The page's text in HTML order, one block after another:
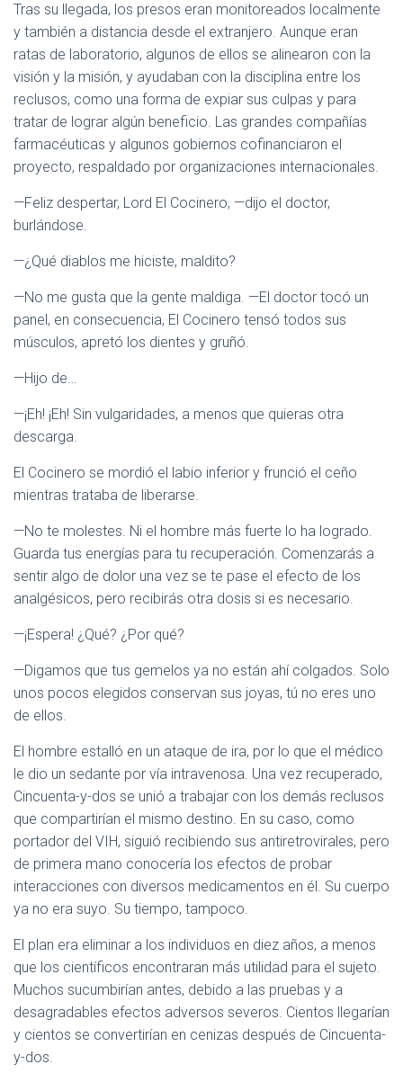
Tras su llegada, los presos eran monitoreados localmente
y también a distancia desde el extranjero. Aunque eran
ratas de laboratorio, algunos de ellos se alinearon con la
visión y la misión, y ayudaban con la disciplina entre los
reclusos, como una forma de expiar sus culpas y para
tratar de lograr algún beneficio. Las grandes compañías
farmacéuticas y algunos gobiernos cofinanciaron el
proyecto, respaldado por organizaciones internacionales.
—Feliz despertar, Lord El Cocinero, —dijo el doctor,
burlándose.
—¿Qué diablos me hiciste, maldito?
—No me gusta que la gente maldiga. —El doctor tocó un
panel, en consecuencia, El Cocinero tensó todos sus
músculos, apretó los dientes y gruñó.
—Hijo de…
—¡Eh! ¡Eh! Sin vulgaridades, a menos que quieras otra
descarga.
El Cocinero se mordió el labio inferior y frunció el ceño
mientras trataba de liberarse.
—No te molestes. Ni el hombre más fuerte lo ha logrado.
Guarda tus energías para tu recuperación. Comenzarás a
sentir algo de dolor una vez se te pase el efecto de los
analgésicos, pero recibirás otra dosis si es necesario.
—¡Espera! ¿Qué? ¿Por qué?
—Digamos que tus gemelos ya no están ahí colgados. Solo
unos pocos elegidos conservan sus joyas, tú no eres uno
de ellos.
El hombre estalló en un ataque de ira, por lo que el médico
le dio un sedante por vía intravenosa. Una vez recuperado,
Cincuenta-y-dos se unió a trabajar con los demás reclusos
que compartirían el mismo destino. En su caso, como
portador del VIH, siguió recibiendo sus antiretrovirales, pero
de primera mano conocería los efectos de probar
interacciones con diversos medicamentos en él. Su cuerpo
ya no era suyo. Su tiempo, tampoco.
El plan era eliminar a los individuos en diez años, a menos
que los científicos encontraran más utilidad para el sujeto.
Muchos sucumbirían antes, debido a las pruebas y a
desagradables efectos adversos severos. Cientos llegarían
y cientos se convertirían en cenizas después de Cincuenta-
y-dos.